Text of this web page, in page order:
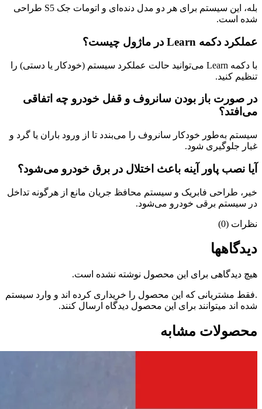
بله، این سیستم برای هر دو مدل دنده‌ای و اتومات جک S5 طراحی
شده است.
عملکرد دکمه Learn در ماژول چیست؟
با دکمه Learn می‌توانید حالت عملکرد سیستم (خودکار یا دستی) را
تنظیم کنید.
در صورت باز بودن سانروف و قفل خودرو چه اتفاقی
می‌افتد؟
سیستم به‌طور خودکار سانروف را می‌بندد تا از ورود باران یا گرد و
غبار جلوگیری شود.
آیا نصب پاور آینه باعث اختلال در برق خودرو می‌شود؟
خیر، طراحی فابریک و سیستم محافظ جریان مانع از هرگونه تداخل
در سیستم برقی خودرو می‌شود.
نظرات (0)
دیدگاهها
هیچ دیدگاهی برای این محصول نوشته نشده است.
.فقط مشتریانی که این محصول را خریداری کرده اند و وارد سیستم
شده اند میتوانند برای این محصول دیدگاه ارسال کنند.
محصولات مشابه